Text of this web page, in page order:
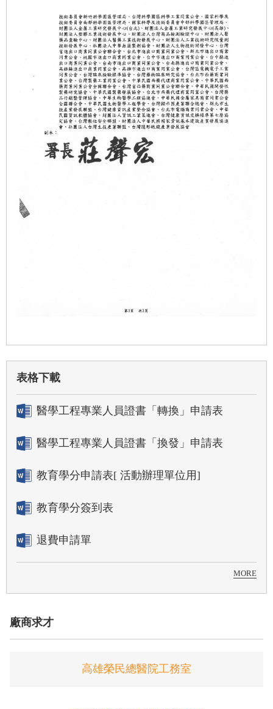
表格下載
醫學工程專業人員證書「轉換」申請表
醫學工程專業人員證書「換發」申請表
教育學分申請表[ 活動辦理單位用]
教育學分簽到表
退費申請單
MORE
廠商求才
高雄榮民總醫院工務室